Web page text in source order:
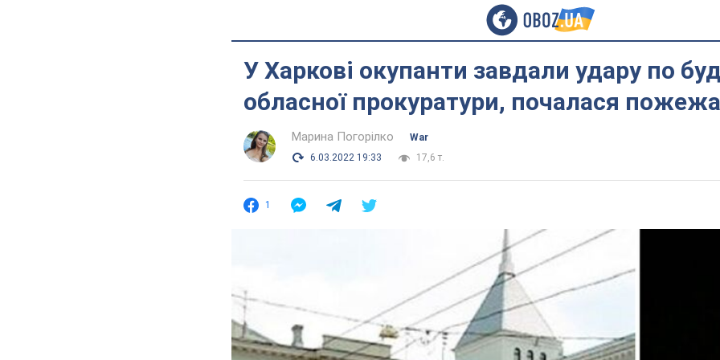
У Харкові окупанти завдали удару по
обласної прокуратури, почалася пожежа
Марина Погорілко
War
6.03.2022 19:33
17,6 т.
1